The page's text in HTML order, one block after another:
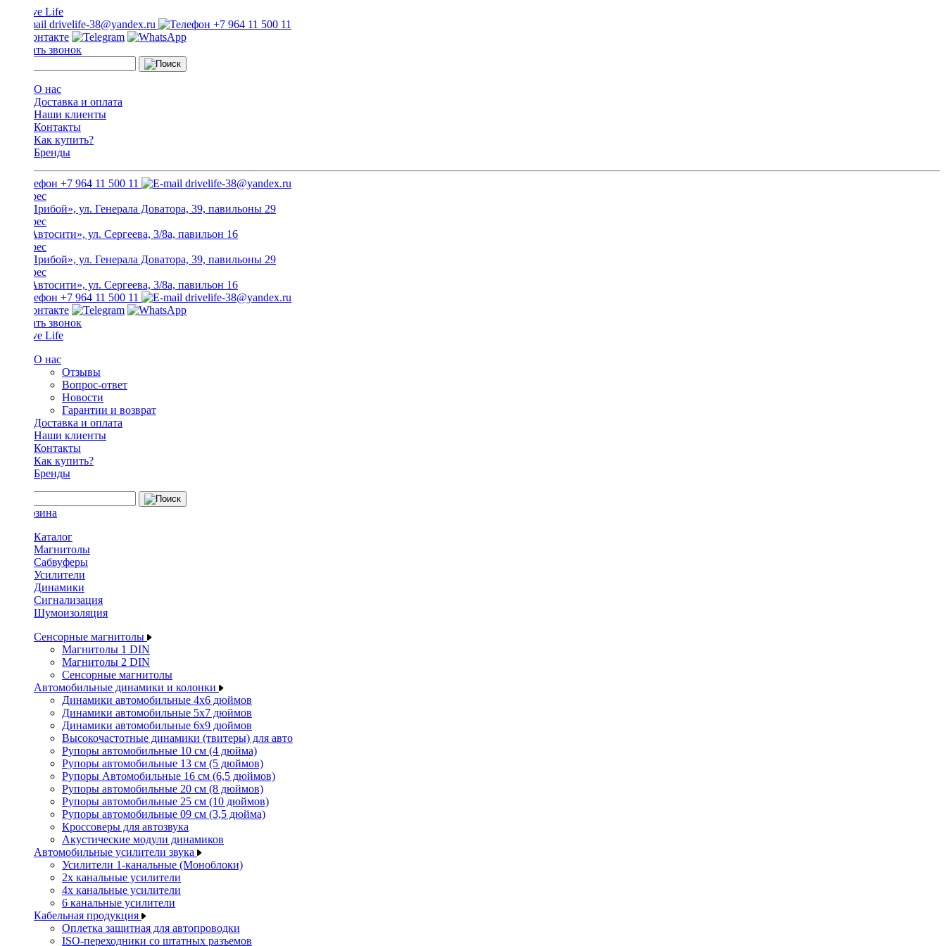
drivelife-38@yandex.ru +7 964 11 500 11
Заказать звонок
О нас
Доставка и оплата
Наши клиенты
Контакты
Как купить?
Бренды
+7 964 11 500 11 drivelife-38@yandex.ru
ТЦ «Прибой», ул. Генерала Доватора, 39, павильоны 29
ТЦ «Автосити», ул. Сергеева, 3/8а, павильон 16
ТЦ «Прибой», ул. Генерала Доватора, 39, павильоны 29
ТЦ «Автосити», ул. Сергеева, 3/8а, павильон 16
+7 964 11 500 11
drivelife-38@yandex.ru
Заказать звонок
О нас
Отзывы
Вопрос-ответ
Новости
Гарантии и возврат
Доставка и оплата
Наши клиенты
Контакты
Как купить?
Бренды
Каталог
Магнитолы
Сабвуферы
Усилители
Динамики
Сигнализация
Шумоизоляция
Сенсорные магнитолы
Магнитолы 1 DIN
Магнитолы 2 DIN
Сенсорные магнитолы
Автомобильные динамики и колонки
Динамики автомобильные 4x6 дюймов
Динамики автомобильные 5x7 дюймов
Динамики автомобильные 6x9 дюймов
Высокочастотные динамики (твитеры) для авто
Рупоры автомобильные 10 см (4 дюйма)
Рупоры автомобильные 13 см (5 дюймов)
Рупоры Автомобильные 16 см (6,5 дюймов)
Рупоры автомобильные 20 см (8 дюймов)
Рупоры автомобильные 25 см (10 дюймов)
Рупоры автомобильные 09 см (3,5 дюйма)
Кроссоверы для автозвука
Акустические модули динамиков
Автомобильные усилители звука
Усилители 1-канальные (Моноблоки)
2х канальные усилители
4х канальные усилители
6 канальные усилители
Кабельная продукция
Оплетка защитная для автопроводки
ISO-переходники со штатных разъемов